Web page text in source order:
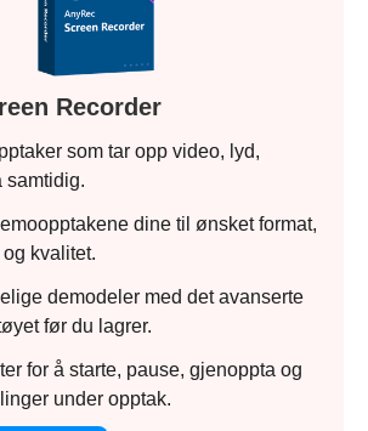
Recorder
som tar opp video, lyd,
samtidig.
dine til ønsket format,
kvalitet.
demodeler med det avanserte
før du lagrer.
for å starte, pause, gjenoppta og
under opptak.